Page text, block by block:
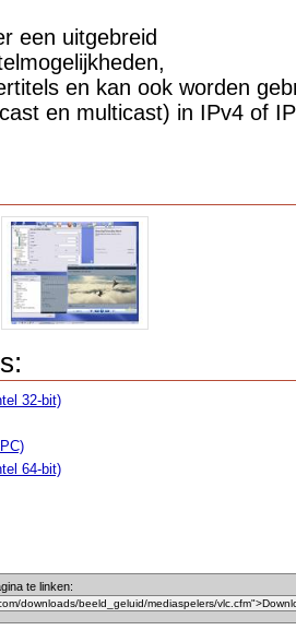
een uitgebreid
en kan ook worden
en multicast) in IPv4 of
32-bit)
64-bit)
te linken: